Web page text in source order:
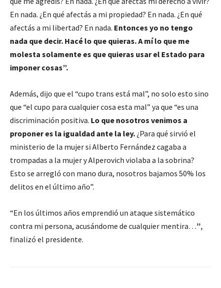
En nada. ¿En qué afectás a mi propiedad? En nada. ¿En qué
afectás a mi libertad? En nada. Entonces yo no tengo
nada que decir. Hacé lo que quieras. A mí lo que me
molesta solamente es que quieras usar el Estado para
imponer cosas”.
Además, dijo que el “cupo trans está mal”, no solo esto sino
que “el cupo para cualquier cosa esta mal” ya que “es una
discriminación positiva. Lo que nosotros venimos a
proponer es la igualdad ante la ley. ¿Para qué sirvió el
ministerio de la mujer si Alberto Fernández cagaba a
trompadas a la mujer y Alperovich violaba a la sobrina?
Esto se arregló con mano dura, nosotros bajamos 50% los
delitos en el último año”.
“En los últimos años emprendió un ataque sistemático
contra mi persona, acusándome de cualquier mentira…”,
finalizó el presidente.